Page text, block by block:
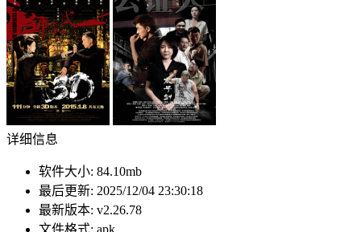
详细信息
软件大小: 84.10mb
最后更新: 2025/12/04 23:30:18
最新版本: v2.26.78
文件格式: apk